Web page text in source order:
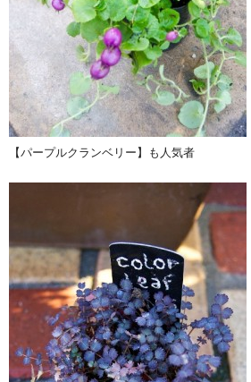
【パープルクランベリー】も人気者